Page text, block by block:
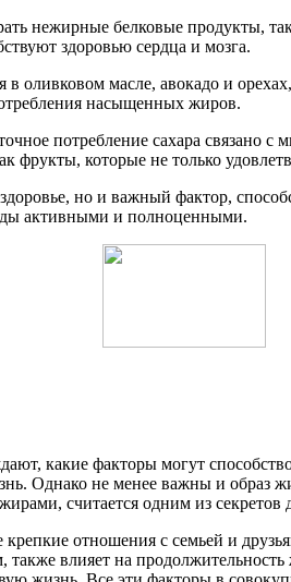
нежирные белковые продукты,
здоровью сердца и мозга.
масле, авокадо и
насыщенных жиров.
потребление сахара связано с
которые не только
но и важный фактор,
активными и полноценными.
какие факторы могут
Однако не менее важны и образ
считается одним из секретов
отношения с семьей и
также влияет на